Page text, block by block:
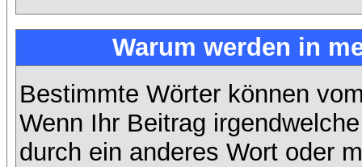
Warum werden in
Bestimmte Wörter können
Wenn Ihr Beitrag
durch ein anderes Wort oder